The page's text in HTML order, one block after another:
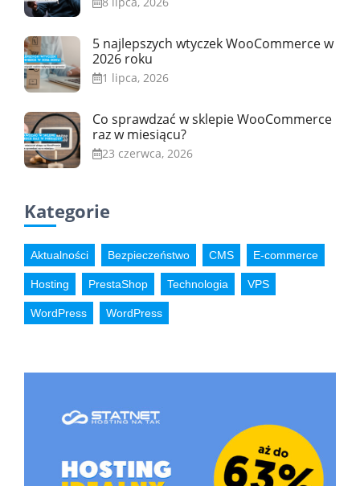
5 najlepszych wtyczek WooCommerce w
2026 roku
1 lipca, 2026
Co sprawdzać w sklepie WooCommerce
raz w miesiącu?
23 czerwca, 2026
Kategorie
Aktualności Bezpieczeństwo CMS E-commerce
Hosting PrestaShop Technologia VPS
WordPress WordPress